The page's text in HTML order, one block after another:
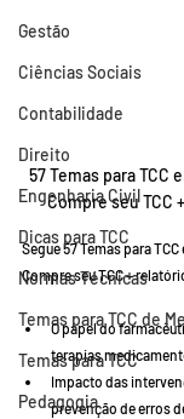
Gestão
Ciências Sociais
Contabilidade
Direito
Engenharia Civil
Dicas para TCC
Normas Técnicas
Temas para TCC de
Temas para TCC
Pedagogia
57 Temas para TCC
Compre seu TCC
Segue 57 Temas para
Compre seu TCC +
O papel do
terapias
Impacto das
prevenção de erros